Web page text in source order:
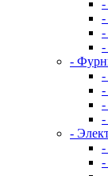
-
-
-
-
-
-
-
-
-
-
-
-